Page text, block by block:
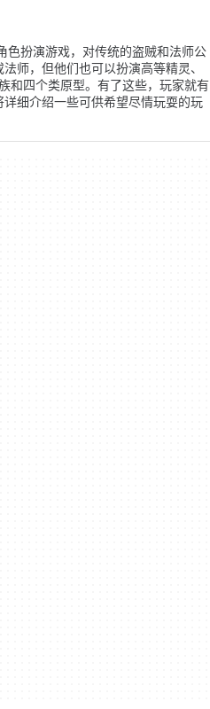
扮演游戏，对传统的盗贼和法师公
师，但他们也可以扮演高等精灵、
和四个类原型。有了这些，玩家就有
细介绍一些可供希望尽情玩耍的玩